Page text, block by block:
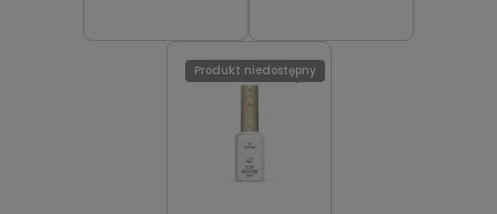
Produkt niedostępny